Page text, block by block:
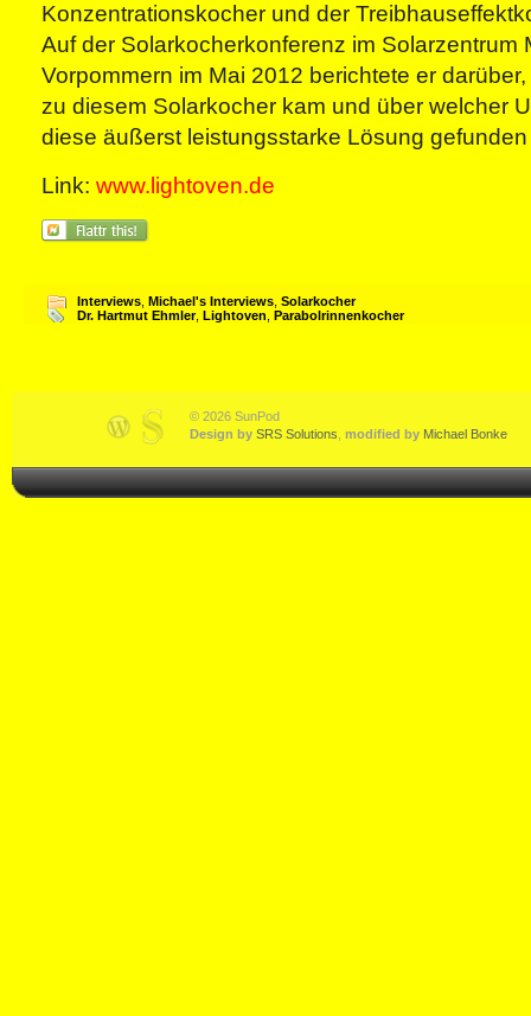
Konzentrationskocher und der
Auf der Solarkocherkonferenz im Solarzentrum
Vorpommern im Mai 2012 berichtete er
zu diesem Solarkocher kam und über welcher
diese äußerst leistungsstarke Lösung
Link: www.lightoven.de
Interviews Michael's Interviews Solarkocher
Dr. Hartmut Ehmler, Lightoven Parabolrinnenkocher
© 2026 SunPod
Design by SRS Solutions modified by Michael Bonke